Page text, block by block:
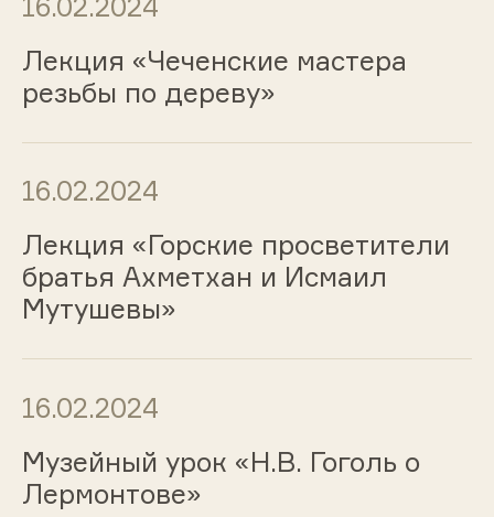
Лекция «Чеченские мастера
резьбы по дереву»
16.02.2024
Лекция «Горские просветители
братья Ахметхан и Исмаил
Мутушевы»
16.02.2024
Музейный урок «Н.В. Гоголь о
Лермонтове»